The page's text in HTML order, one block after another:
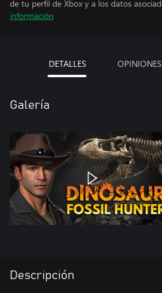
de tu perfil de Xbox y a los datos
información
DETALLES OPINIONES
Galería
Descripción